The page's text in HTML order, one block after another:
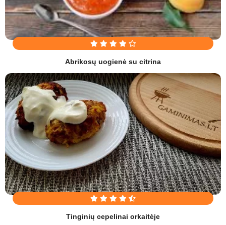
Abrikosų uogienė su citrina
Tinginių cepelinai orkaitėje